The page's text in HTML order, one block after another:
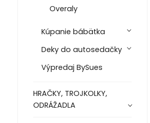
Overaly
Kúpanie bábätka
Deky do autosedačky
Výpredaj BySues
HRAČKY, TROJKOLKY,
ODRÁŽADLA